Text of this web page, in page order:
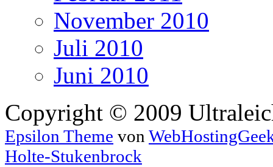
November 2010
Juli 2010
Juni 2010
Copyright © 2009
Epsilon Theme von
Holte-Stukenbrock